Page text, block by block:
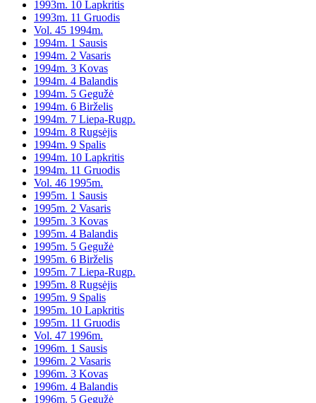
1993m. 10 Lapkritis
1993m. 11 Gruodis
Vol. 45 1994m.
1994m. 1 Sausis
1994m. 2 Vasaris
1994m. 3 Kovas
1994m. 4 Balandis
1994m. 5 Gegužė
1994m. 6 Birželis
1994m. 7 Liepa-Rugp.
1994m. 8 Rugsėjis
1994m. 9 Spalis
1994m. 10 Lapkritis
1994m. 11 Gruodis
Vol. 46 1995m.
1995m. 1 Sausis
1995m. 2 Vasaris
1995m. 3 Kovas
1995m. 4 Balandis
1995m. 5 Gegužė
1995m. 6 Birželis
1995m. 7 Liepa-Rugp.
1995m. 8 Rugsėjis
1995m. 9 Spalis
1995m. 10 Lapkritis
1995m. 11 Gruodis
Vol. 47 1996m.
1996m. 1 Sausis
1996m. 2 Vasaris
1996m. 3 Kovas
1996m. 4 Balandis
1996m. 5 Gegužė